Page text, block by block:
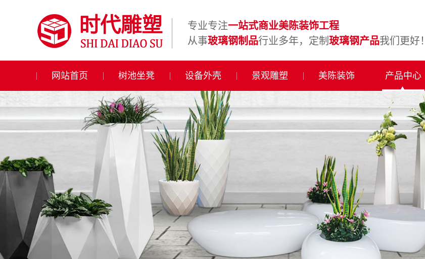
专业专注一站式商业美陈装饰工程
从事玻璃钢制品行业多年，定制 玻璃钢产品我们更好！
网站首页 树池坐凳 设备外壳 景观雕塑 美陈装饰 产品中心